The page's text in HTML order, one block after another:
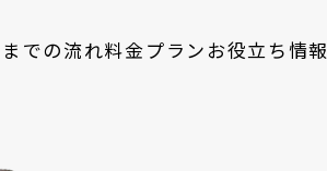
での流れ料金プラン お役立ち情報